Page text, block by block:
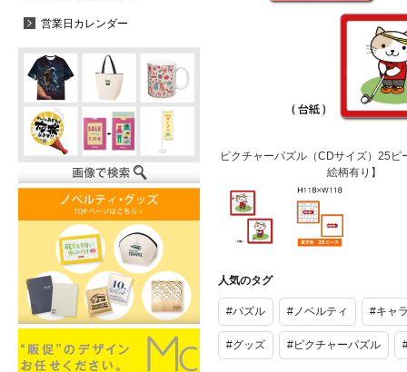
ピクチャーパズル（CDサイズ）25ピ
絵柄有り】
ズル（CDサ
ース【台紙表
面：絵柄有
り】
ース【台紙表
面：絵柄有
り】
人気のタグ
#パズル #ノベルティ #キャ
#グッズ #ピクチャーパズル
営業日カレンダー